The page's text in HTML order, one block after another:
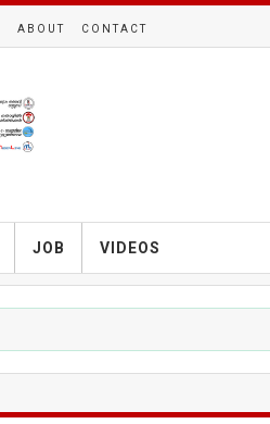
ABOUT CONTACT
JOB VIDEOS